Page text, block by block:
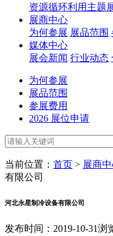
资源循环利用主题
展商中心
为何参展 展品范围
媒体中心
展会新闻 行业动态
为何参展
展品范围
参展费用
2026 展位申请
当前位置： 首页 > 展商
有限公司
河北永星制冷设备有限公司
发布时间：2019-10-31浏